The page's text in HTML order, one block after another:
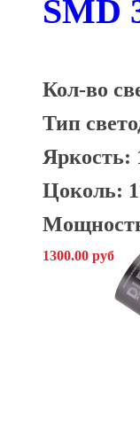
SMD
Кол-во
Тип
Яркость:
Цоколь:
1300.00 руб